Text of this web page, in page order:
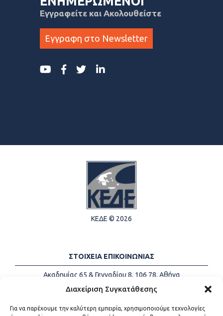
Διαχείριση Συγκατάθεσης
Για να παρέχουμε την καλύτερη εμπειρία, χρησιμοποιούμε τεχνολογίες
Εγγραφείτε και Ακολουθείστε
Εγγραφη στο Newsletter
ΚΕΔΕ © 2026
ΣΤΟΙΧΕΙΑ ΕΠΙΚΟΙΝΩΝΙΑΣ
Ακαδημίας 65 & Γενναδίου 8, 106 78, Αθήνα
Τηλέφωνα:
+30 213-2147500
Email:
info@kede.gr